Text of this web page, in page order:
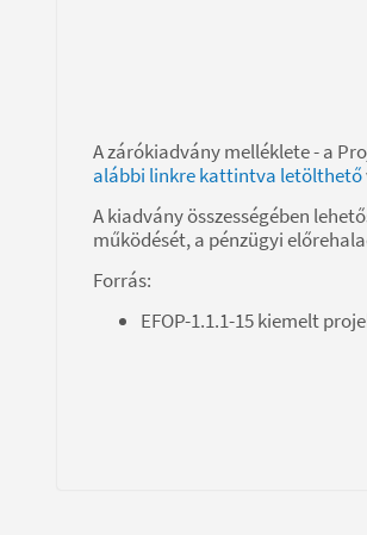
A zárókiadvány melléklete - a
alábbi linkre kattintva letölthető
A kiadvány összességében
működését, a pénzügyi
Forrás:
EFOP-1.1.1-15 kiemelt